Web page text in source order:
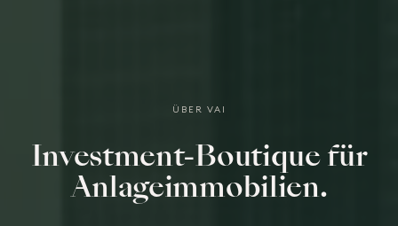
ÜBER VAI
Investment-Boutique für
Anlageimmobilien.